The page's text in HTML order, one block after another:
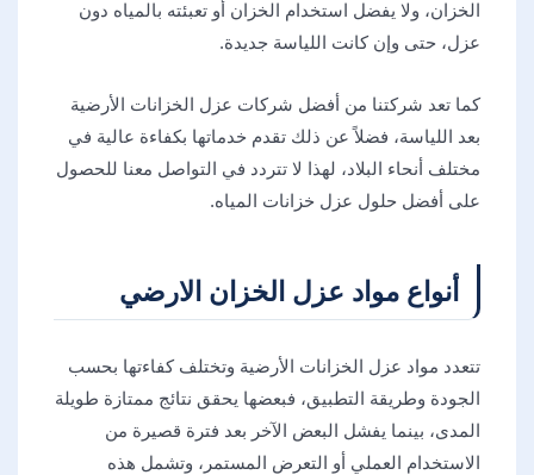
الخزان، ولا يفضل استخدام الخزان أو تعبئته بالمياه دون
عزل، حتى وإن كانت اللياسة جديدة.
كما تعد شركتنا من أفضل شركات عزل الخزانات الأرضية
بعد اللياسة، فضلاً عن ذلك تقدم خدماتها بكفاءة عالية في
مختلف أنحاء البلاد، لهذا لا تتردد في التواصل معنا للحصول
على أفضل حلول عزل خزانات المياه.
أنواع مواد عزل الخزان الارضي
تتعدد مواد عزل الخزانات الأرضية وتختلف كفاءتها بحسب
الجودة وطريقة التطبيق، فبعضها يحقق نتائج ممتازة طويلة
المدى، بينما يفشل البعض الآخر بعد فترة قصيرة من
الاستخدام العملي أو التعرض المستمر، وتشمل هذه